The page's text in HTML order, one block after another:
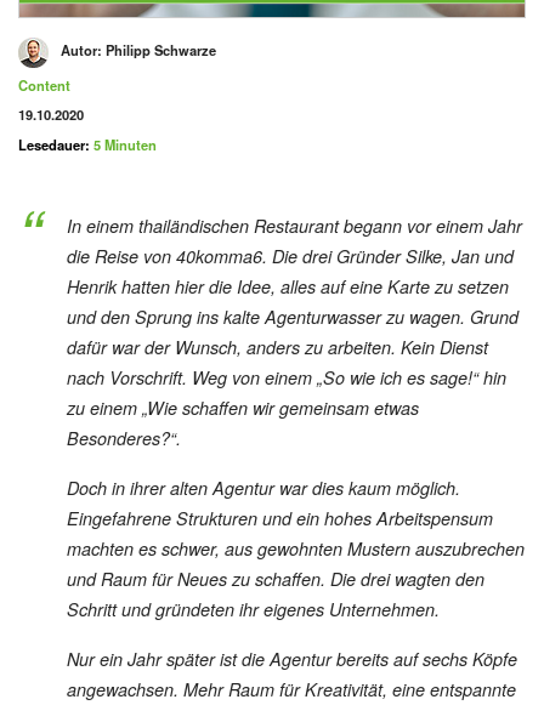
Autor: Philipp Schwarze
Kategorie
Content
Veröffentlicht am
19.10.2020
Lesedauer: 5 Minuten
In einem thailändischen Restaurant begann vor einem Jahr
die Reise von 40komma6. Die drei Gründer Silke, Jan und
Henrik hatten hier die Idee, alles auf eine Karte zu setzen
und den Sprung ins kalte Agenturwasser zu wagen. Grund
dafür war der Wunsch, anders zu arbeiten. Kein Dienst
nach Vorschrift. Weg von einem „So wie ich es sage!“ hin
zu einem „Wie schaffen wir gemeinsam etwas
Besonderes?“.
Doch in ihrer alten Agentur war dies kaum möglich.
Eingefahrene Strukturen und ein hohes Arbeitspensum
machten es schwer, aus gewohnten Mustern auszubrechen
und Raum für Neues zu schaffen. Die drei wagten den
Schritt und gründeten ihr eigenes Unternehmen.
Nur ein Jahr später ist die Agentur bereits auf sechs Köpfe
angewachsen. Mehr Raum für Kreativität, eine entspannte